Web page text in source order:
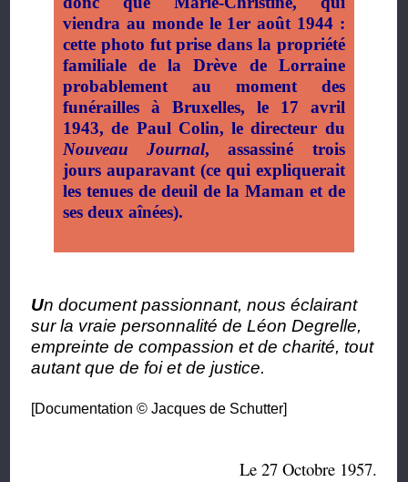
viendra au monde le 1er août 1944 :
cette photo fut prise dans la propriété
familiale de la Drève de Lorraine
probablement au moment des
funérailles à Bruxelles, le 17 avril
1943, de Paul Colin, le directeur du
Nouveau Journal, assassiné trois
jours auparavant (ce qui expliquerait
les tenues de deuil de la Maman et de
ses deux aînées).
Un document passionnant, nous éclairant
sur la vraie personnalité de Léon Degrelle,
empreinte de compassion et de charité, tout
autant que de foi et de justice.
[Documentation © Jacques de Schutter]
Le 27 Octobre 1957.